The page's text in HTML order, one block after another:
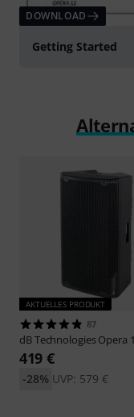
DOWNLOAD
Getting Started
AKTUELLES PRODUKT
87
dB TechnologiesOpera
419 €
UVP: 579 €
-28%